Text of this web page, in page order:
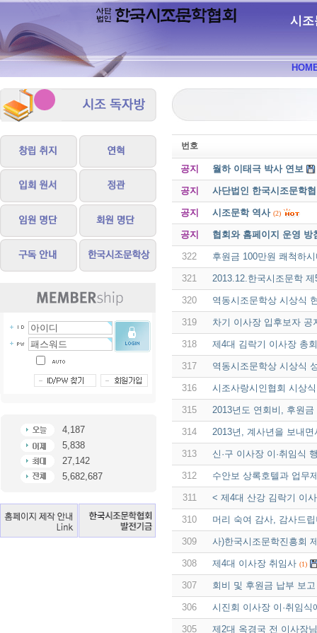
시조
4,187
5,838
27,142
5,682,687
번호
공지 월하 이태극 박사 연보
공지 사단법인 한국시조문학
공지 시조문학 역사 (2)
공지 협회와 홈페이지 운영 방
322 후원금 100만원 쾌척하
321 2013.12.한국시조문학
320 역동시조문학상 시상식
319 차기 이사장 입후보자 공
318 제4대 김락기 이사장 총
317 역동시조문학상 시상식
316 시조사랑시인협회 시상
315 2013년도 연회비, 후원금
314 2013년, 계사년을 보내면
313 신·구 이사장 이·취임식
312 수안보 상록호텔과 업무
311 < 제4대 산강 김락기 이
310 머리 숙여 감사, 감사드
309 사)한국시조문학진흥회
308 제4대 이사장 취임사 (1)
307 회비 및 후원금 납부 보고
306 시진회 이사장 이·취임
305 제2대 옥경국 전 이사장